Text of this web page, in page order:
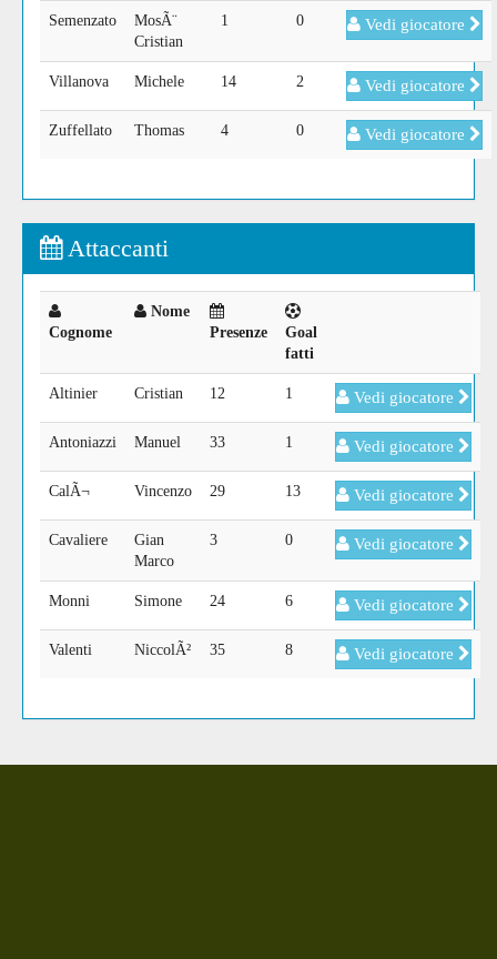
Semenzato
MosÃ¨
Cristian
1 0 Vedi giocatore
Villanova Michele 14 2 Vedi giocatore
Zuffellato Thomas 4 0 Vedi giocatore
Attaccanti
Cognome
Nome
Presenze
Goal
fatti
Altinier Cristian 12 1 Vedi giocatore
Antoniazzi Manuel 33 1 Vedi giocatore
CalÃ¬ Vincenzo 29 13 Vedi giocatore
Cavaliere
Gian
Marco
3 0 Vedi giocatore
Monni Simone 24 6 Vedi giocatore
Valenti NiccolÃ² 35 8 Vedi giocatore